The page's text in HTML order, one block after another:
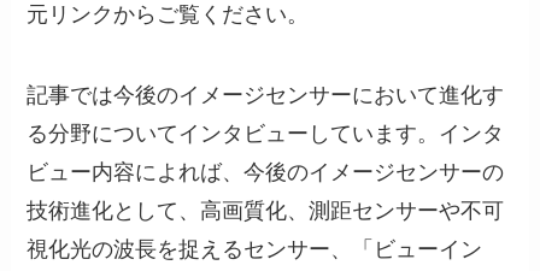
元リンクからご覧ください。
記事では今後のイメージセンサーにおいて進化す
る分野についてインタビューしています。インタ
ビュー内容によれば、今後のイメージセンサーの
技術進化として、高画質化、測距センサーや不可
視化光の波長を捉えるセンサー、「ビューイン